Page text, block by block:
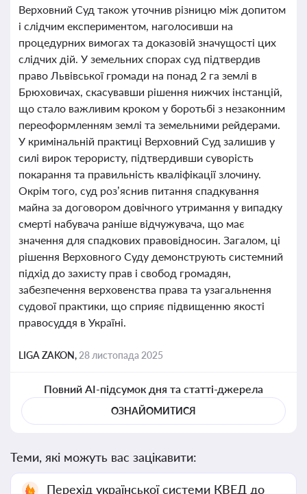
Верховний Суд також уточнив різницю між допитом
і слідчим експериментом, наголосивши на
процедурних вимогах та доказовій значущості цих
слідчих дій. У земельних спорах суд підтвердив
право Львівської громади на понад 2 га землі в
Брюховичах, скасувавши рішення нижчих інстанцій,
що стало важливим кроком у боротьбі з незаконним
переоформленням землі та земельними рейдерами.
У кримінальній практиці Верховний Суд залишив у
силі вирок терористу, підтвердивши суворість
покарання та правильність кваліфікації злочину.
Окрім того, суд роз’яснив питання спадкування
майна за договором довічного утримання у випадку
смерті набувача раніше відчужувача, що має
значення для спадкових правовідносин. Загалом, ці
рішення Верховного Суду демонструють системний
підхід до захисту прав і свобод громадян,
забезпечення верховенства права та узагальнення
судової практики, що сприяє підвищенню якості
правосуддя в Україні.
LIGA ZAKON, 28 листопада 2025
Повний AI-підсумок дня та статті-джерела
ОЗНАЙОМИТИСЯ
Теми, які можуть вас зацікавити:
Перехід української системи КВЕД до